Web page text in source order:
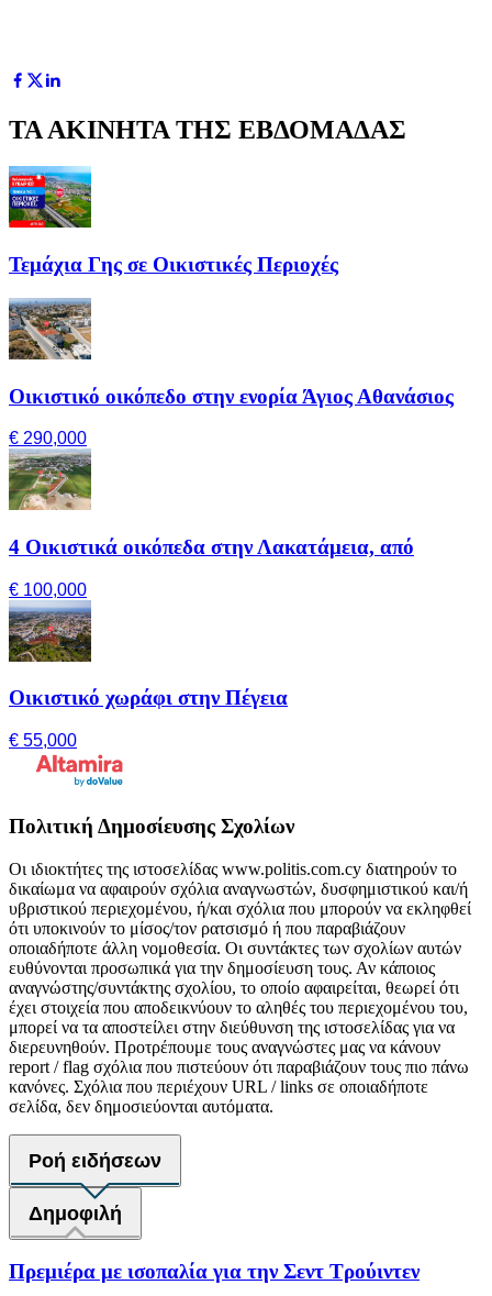
ΤΑ ΑΚΙΝΗΤΑ ΤΗΣ ΕΒΔΟΜΑΔΑΣ
Τεμάχια Γης σε Οικιστικές Περιοχές
Οικιστικό οικόπεδο στην ενορία Άγιος Αθανάσιος
€ 290,000
4 Οικιστικά οικόπεδα στην Λακατάμεια, από
€ 100,000
Οικιστικό χωράφι στην Πέγεια
€ 55,000
Πολιτική Δημοσίευσης Σχολίων
Οι ιδιοκτήτες της ιστοσελίδας www.politis.com.cy διατηρούν το
δικαίωμα να αφαιρούν σχόλια αναγνωστών, δυσφημιστικού και/ή
υβριστικού περιεχομένου, ή/και σχόλια που μπορούν να εκληφθεί
ότι υποκινούν το μίσος/τον ρατσισμό ή που παραβιάζουν
οποιαδήποτε άλλη νομοθεσία. Οι συντάκτες των σχολίων αυτών
ευθύνονται προσωπικά για την δημοσίευση τους. Αν κάποιος
αναγνώστης/συντάκτης σχολίου, το οποίο αφαιρείται, θεωρεί ότι
έχει στοιχεία που αποδεικνύουν το αληθές του περιεχομένου του,
μπορεί να τα αποστείλει στην διεύθυνση της ιστοσελίδας για να
διερευνηθούν. Προτρέπουμε τους αναγνώστες μας να κάνουν
report / flag σχόλια που πιστεύουν ότι παραβιάζουν τους πιο πάνω
κανόνες. Σχόλια που περιέχουν URL / links σε οποιαδήποτε
σελίδα, δεν δημοσιεύονται αυτόματα.
Ροή ειδήσεων
Δημοφιλή
Πρεμιέρα με ισοπαλία για την Σεντ Τρούιντεν